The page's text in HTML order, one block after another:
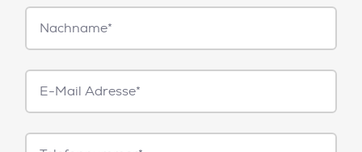
Nachname*
E-
Mail*
Telefonnummer